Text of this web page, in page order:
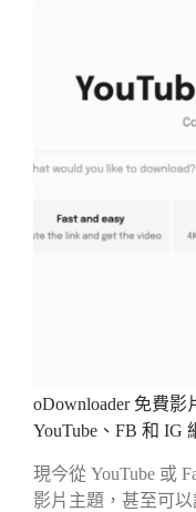
oDownloader 免費
YouTube、FB 和 IG
現今從 YouTube 或
影片主題，甚至可